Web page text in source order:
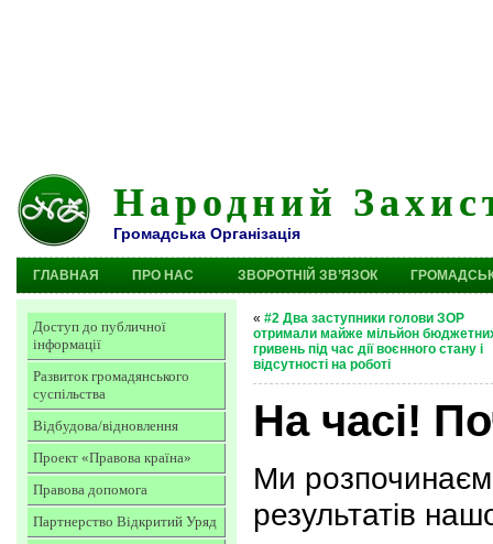
Народний
Громадська Організація
ГЛАВНАЯ ПРО НАС ЗВОРОТНІЙ ЗВ’ЯЗОК
Доступ до публичної
інформації
Развиток громадянського
суспільства
Відбудова/відновлення
Проект «Правова країна»
Правова допомога
Партнерство Відкритий Уряд
« #2 Два заступники голови ЗОР
отримали майже мільйон
гривень під час дії воєнного стану і
відсутності на роботі
На часі!
Ми
результатів